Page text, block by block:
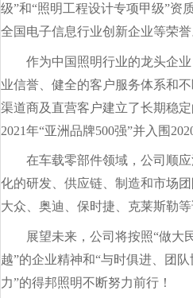
级”和“照明工程设计专项甲级”资
全国电子信息行业创新企业等荣
作为中国照明行业的龙头企
业信誉、健全的客户服务体系和
渠道商及直营客户建立了长期稳
2021年“亚洲品牌500强”并入围
在车载零部件领域，公司顺
化的研发、供应链、制造和市场
大众、奥迪、保时捷、克莱斯勒
展望未来，公司将按照“做大
越”的企业精神和“与时俱进、团
力”的得邦照明不断努力前行！